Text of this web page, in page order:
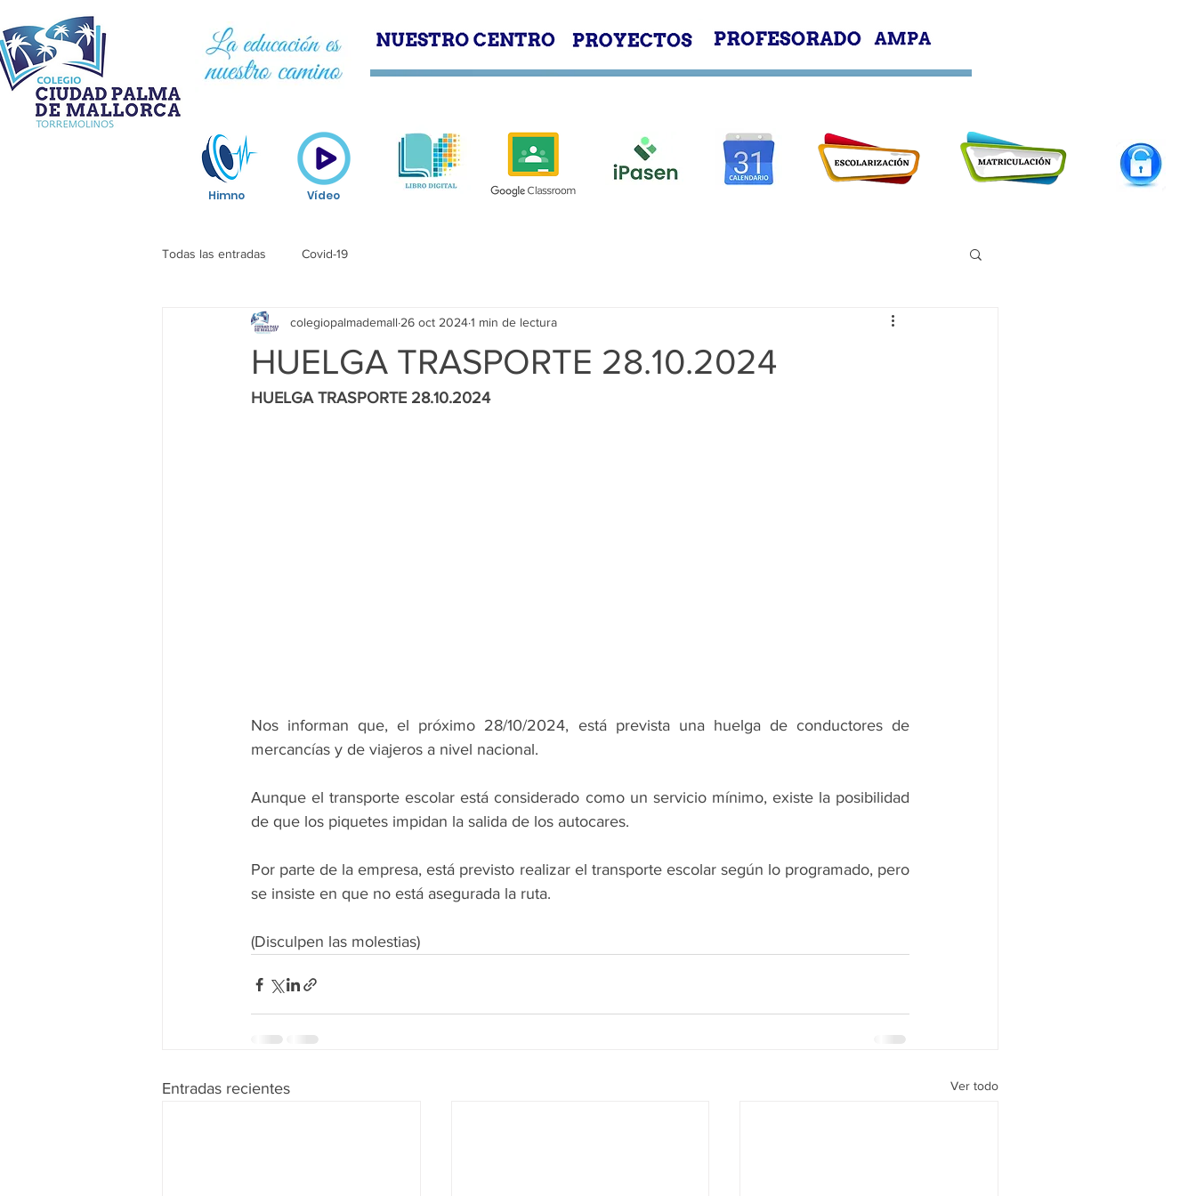
HOME NUESTRO CENTRO PROYECTOS PROFESORADO
Himno Vídeo
Todas las entradas Covid-19
HUELGA TRASPORTE 28.10.2024
colegiopalmademall 26 oct 20241 min de lectura
HUELGA TRASPORTE 28.10.2024
Nos informan que, el próximo 28/10/2024, está prevista una huelga de conductores de
mercancías y de viajeros a nivel nacional.
Aunque el transporte escolar está considerado como un servicio mínimo, existe la posibilidad
de que los piquetes impidan la salida de los autocares.
Por parte de la empresa, está previsto realizar el transporte escolar según lo programado, pero
se insiste en que no está asegurada la ruta.
(Disculpen las molestias)
Entradas recientes Ver todo